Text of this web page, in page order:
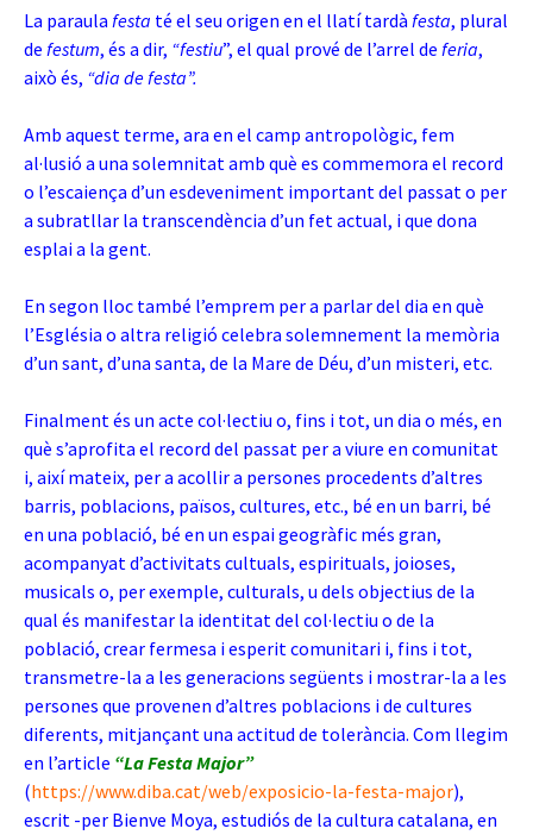
La paraula festa té el seu origen en el llatí tardà festa, plural
de festum, és a dir, “festiu”, el qual prové de l’arrel de feria,
això és, “dia de festa”.
Amb aquest terme, ara en el camp antropològic, fem
al·lusió a una solemnitat amb què es commemora el record
o l’escaiença d’un esdeveniment important del passat o per
a subratllar la transcendència d’un fet actual, i que dona
esplai a la gent.
En segon lloc també l’emprem per a parlar del dia en què
l’Església o altra religió celebra solemnement la memòria
d’un sant, d’una santa, de la Mare de Déu, d’un misteri, etc.
Finalment és un acte col·lectiu o, fins i tot, un dia o més, en
què s’aprofita el record del passat per a viure en comunitat
i, així mateix, per a acollir a persones procedents d’altres
barris, poblacions, països, cultures, etc., bé en un barri, bé
en una població, bé en un espai geogràfic més gran,
acompanyat d’activitats cultuals, espirituals, joioses,
musicals o, per exemple, culturals, u dels objectius de la
qual és manifestar la identitat del col·lectiu o de la
població, crear fermesa i esperit comunitari i, fins i tot,
transmetre-la a les generacions següents i mostrar-la a les
persones que provenen d’altres poblacions i de cultures
diferents, mitjançant una actitud de tolerància. Com llegim
en l’article “La Festa Major”
(https://www.diba.cat/web/exposicio-la-festa-major),
escrit -per Bienve Moya, estudiós de la cultura catalana, en